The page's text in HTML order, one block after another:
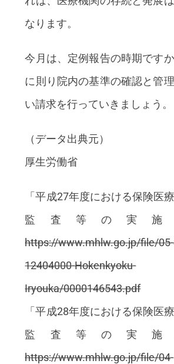
なります。
今月は、定例報告の時期です
に則り院内の基準の確認と管
い請求を行っていきましょう。
（データ出典元）
厚生労働省
「平成27年度における保険医
監査等の実施
https://www.mhlw.go.jp/file/
12404000-Hokenkyoku-
Iryouka/0000146543.pdf
「平成28年度における保険医
監査等の実施
https://www.mhlw.go.jp/file/04-